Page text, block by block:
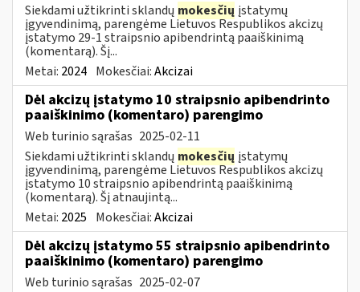
Siekdami užtikrinti sklandų mokesčių įstatymų
įgyvendinimą, parengėme Lietuvos Respublikos akcizų
įstatymo 29-1 straipsnio apibendrintą paaiškinimą
(komentarą). Šį...
Metai: 2024 Mokesčiai:Akcizai
Dėl akcizų įstatymo 10 straipsnio apibendrinto
paaiškinimo (komentaro) parengimo
Web turinio sąrašas 2025-02-11
Siekdami užtikrinti sklandų mokesčių įstatymų
įgyvendinimą, parengėme Lietuvos Respublikos akcizų
įstatymo 10 straipsnio apibendrintą paaiškinimą
(komentarą). Šį atnaujintą...
Metai: 2025 Mokesčiai:Akcizai
Dėl akcizų įstatymo 55 straipsnio apibendrinto
paaiškinimo (komentaro) parengimo
Web turinio sąrašas 2025-02-07